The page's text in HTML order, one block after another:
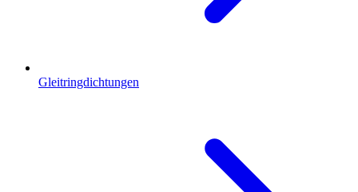
Gleitringdichtungen